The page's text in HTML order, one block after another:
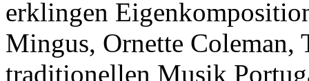
erklingen
Mingus, Ornette
traditionellen Musik